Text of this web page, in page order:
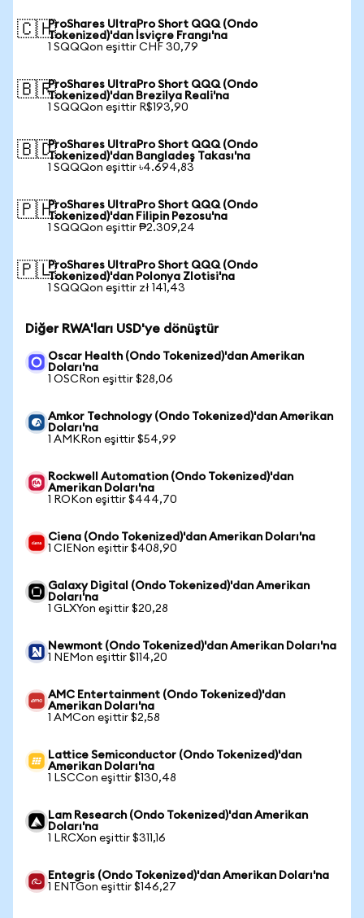
🇨🇭ProShares UltraPro Short QQQ (Ondo
Tokenized)'dan İsviçre Frangı'na
1 SQQQon eşittir CHF 30,79
🇧🇷ProShares UltraPro Short QQQ (Ondo
Tokenized)'dan Brezilya Reali'na
1 SQQQon eşittir R$193,90
🇧🇩ProShares UltraPro Short QQQ (Ondo
Tokenized)'dan Bangladeş Takası'na
1 SQQQon eşittir ৳4.694,83
🇵🇭ProShares UltraPro Short QQQ (Ondo
Tokenized)'dan Filipin Pezosu'na
1 SQQQon eşittir ₱2.309,24
🇵🇱ProShares UltraPro Short QQQ (Ondo
Tokenized)'dan Polonya Zlotisi'na
1 SQQQon eşittir zł 141,43
Diğer RWA'ları USD'ye dönüştür
Oscar Health (Ondo Tokenized)'dan Amerikan
Doları'na
1 OSCRon eşittir $28,06
Amkor Technology (Ondo Tokenized)'dan Amerikan
Doları'na
1 AMKRon eşittir $54,99
Rockwell Automation (Ondo Tokenized)'dan
Amerikan Doları'na
1 ROKon eşittir $444,70
Ciena (Ondo Tokenized)'dan Amerikan Doları'na
1 CIENon eşittir $408,90
Galaxy Digital (Ondo Tokenized)'dan Amerikan
Doları'na
1 GLXYon eşittir $20,28
Newmont (Ondo Tokenized)'dan Amerikan Doları'na
1 NEMon eşittir $114,20
AMC Entertainment (Ondo Tokenized)'dan
Amerikan Doları'na
1 AMCon eşittir $2,58
Lattice Semiconductor (Ondo Tokenized)'dan
Amerikan Doları'na
1 LSCCon eşittir $130,48
Lam Research (Ondo Tokenized)'dan Amerikan
Doları'na
1 LRCXon eşittir $311,16
Entegris (Ondo Tokenized)'dan Amerikan Doları'na
1 ENTGon eşittir $146,27